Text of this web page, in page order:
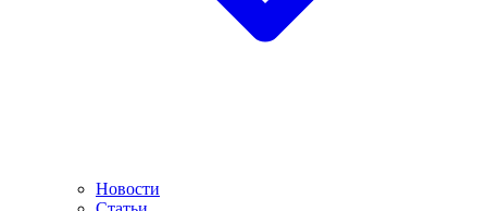
Новости